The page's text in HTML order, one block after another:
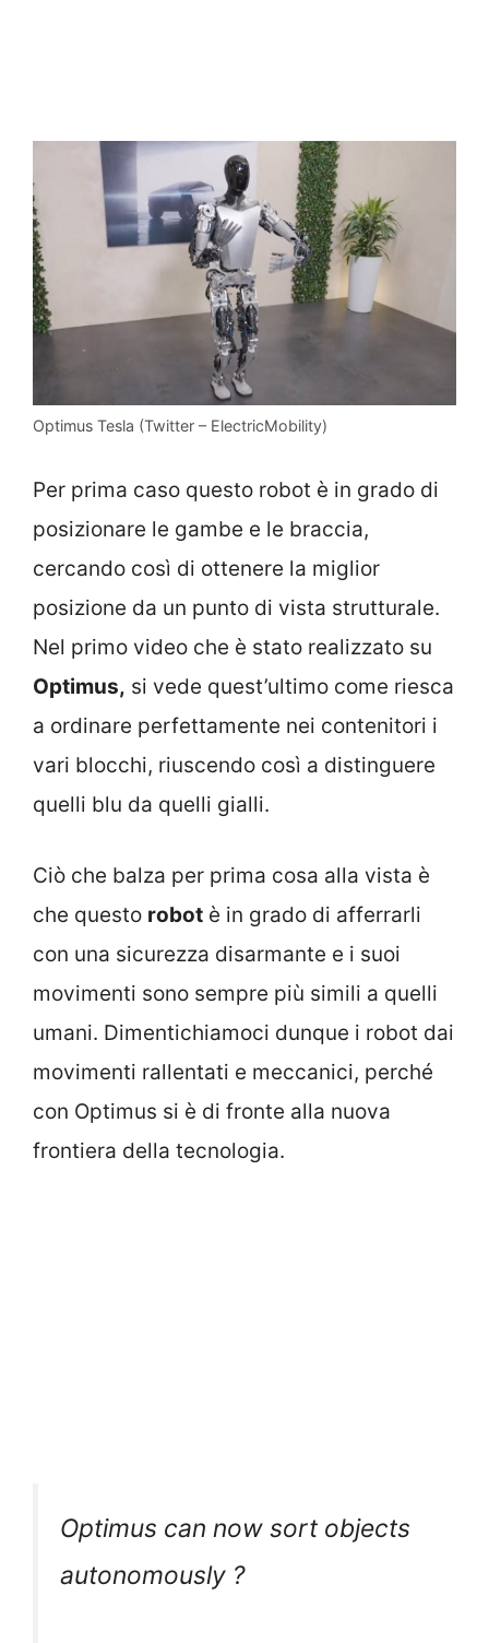
Optimus Tesla (Twitter – ElectricMobility)
Per prima caso questo robot è in grado di
posizionare le gambe e le braccia,
cercando così di ottenere la miglior
posizione da un punto di vista strutturale.
Nel primo video che è stato realizzato su
Optimus, si vede quest’ultimo come riesca
a ordinare perfettamente nei contenitori i
vari blocchi, riuscendo così a distinguere
quelli blu da quelli gialli.
Ciò che balza per prima cosa alla vista è
che questo robot è in grado di afferrarli
con una sicurezza disarmante e i suoi
movimenti sono sempre più simili a quelli
umani. Dimentichiamoci dunque i robot dai
movimenti rallentati e meccanici, perché
con Optimus si è di fronte alla nuova
frontiera della tecnologia.
Optimus can now sort objects
autonomously ?